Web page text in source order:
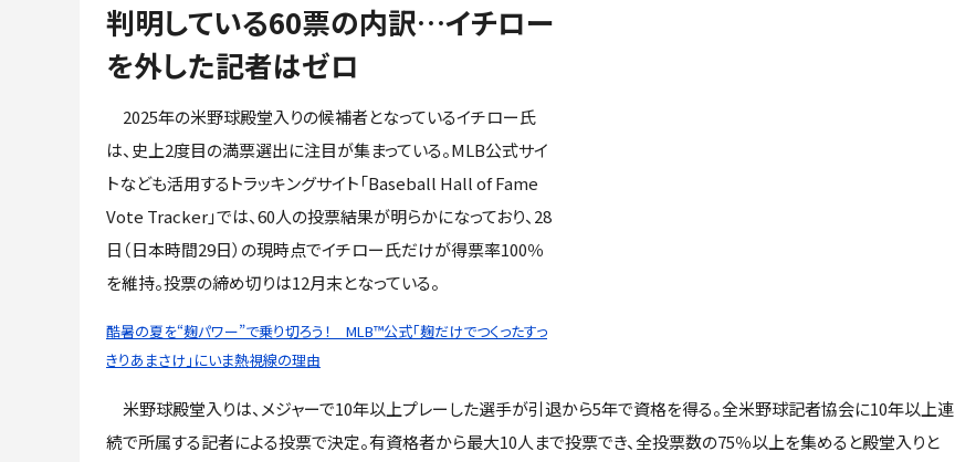
判明している60票の内訳…イチロー
を外した記者はゼロ
2025年の米野球殿堂入りの候補者となっているイチロー氏
は、史上2度目の満票選出に注目が集まっている。MLB公式サイ
トなども活用するトラッキングサイト「Baseball Hall of Fame
Vote Tracker」では、60人の投票結果が明らかになっており、28
日（日本時間29日）の現時点でイチロー氏だけが得票率100％
を維持。投票の締め切りは12月末となっている。
酷暑の夏を“麹パワー”で乗り切ろう！ MLB™公式「麹だけでつくったすっ
きりあまさけ」にいま熱視線の理由
米野球殿堂入りは、メジャーで10年以上プレーした選手が引退から5年で資格を得る。全米野球記者協会に10年以上連
続で所属する記者による投票で決定。有資格者から最大10人まで投票でき、全投票数の75％以上を集めると殿堂入りと